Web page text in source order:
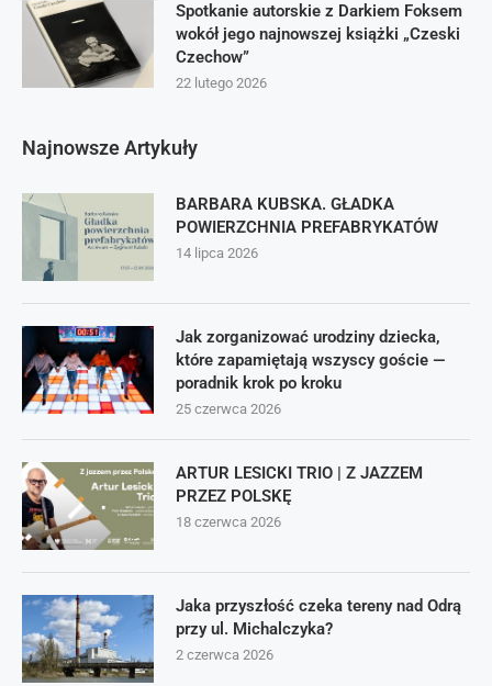
Spotkanie autorskie z Darkiem Foksem
wokół jego najnowszej książki „Czeski
Czechow”
22 lutego 2026
Najnowsze Artykuły
BARBARA KUBSKA. GŁADKA
POWIERZCHNIA PREFABRYKATÓW
14 lipca 2026
Jak zorganizować urodziny dziecka,
które zapamiętają wszyscy goście —
poradnik krok po kroku
25 czerwca 2026
ARTUR LESICKI TRIO | Z JAZZEM
PRZEZ POLSKĘ
18 czerwca 2026
Jaka przyszłość czeka tereny nad Odrą
przy ul. Michalczyka?
2 czerwca 2026